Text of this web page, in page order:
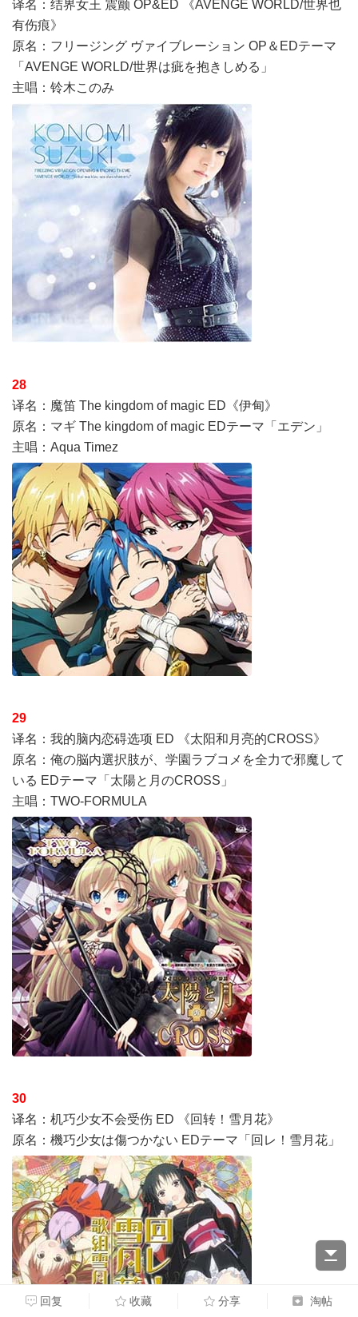
译名：结界女王 震颤 OP&ED 《AVENGE WORLD/世界也
有伤痕》
原名：フリージング ヴァイブレーション OP＆EDテーマ
「AVENGE WORLD/世界は疵を抱きしめる」
主唱：铃木このみ
28
译名：魔笛 The kingdom of magic ED《伊甸》
原名：マギ The kingdom of magic EDテーマ「エデン」
主唱：Aqua Timez
29
译名：我的脑内恋碍选项 ED 《太阳和月亮的CROSS》
原名：俺の脳内選択肢が、学園ラブコメを全力で邪魔して
いる EDテーマ「太陽と月のCROSS」
主唱：TWO-FORMULA
30
译名：机巧少女不会受伤 ED 《回转！雪月花》
原名：機巧少女は傷つかない EDテーマ「回レ！雪月花」
回复 收藏 分享 淘帖